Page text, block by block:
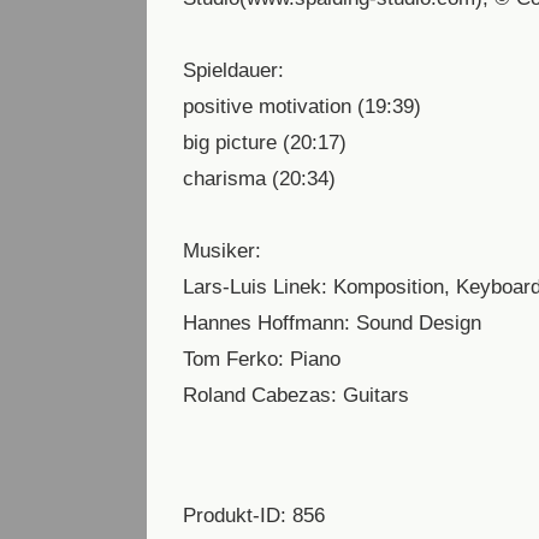
Spieldauer:
positive motivation (19:39)
big picture (20:17)
charisma (20:34)
Musiker:
Lars-Luis Linek: Komposition,
Hannes Hoffmann: Sound Design
Tom Ferko: Piano
Roland Cabezas: Guitars
Produkt-ID: 856